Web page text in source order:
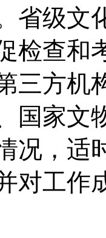
省级文
检查和
三方机
国家文
况，适
对工作